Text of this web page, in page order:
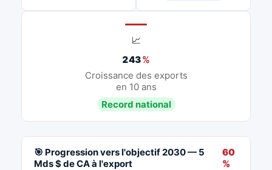
📈
243%
Croissance des exports
en 10 ans
Record national
🎯 Progression vers l'objectif 2030 — 5
Mds $ de CA à l'export
60
%